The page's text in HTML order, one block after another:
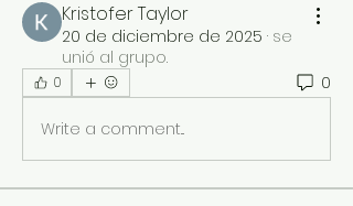
Kristofer Taylor
20 de diciembre de 2025 · se
unió al grupo.
0 0
Write a comment...